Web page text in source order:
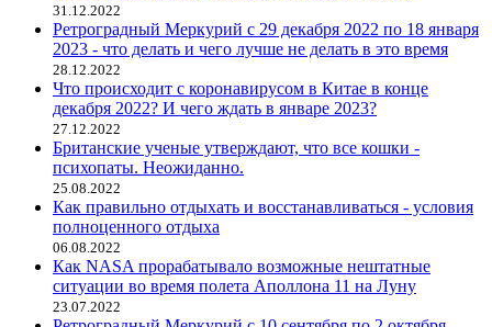
31.12.2022
Ретроградный Меркурий с 29 декабря 2022 по 18 января
2023 - что делать и чего лучше не делать в это время
28.12.2022
Что происходит с коронавирусом в Китае в конце
декабря 2022? И чего ждать в январе 2023?
27.12.2022
Британские ученые утверждают, что все кошки -
психопаты. Неожиданно.
25.08.2022
Как правильно отдыхать и восстанавливаться - условия
полноценного отдыха
06.08.2022
Как NASA прорабатывало возможные нештатные
ситуации во время полета Аполлона 11 на Луну
23.07.2022